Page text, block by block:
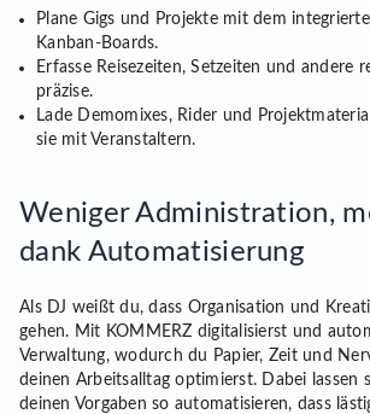
Plane Gigs und Projekte mit dem
Kanban-Boards.
Erfasse Reisezeiten, Setzeiten und andere
präzise.
Lade Demomixes, Rider und
sie mit Veranstaltern.
Weniger Administration,
dank Automatisierung
Als DJ weißt du, dass Organisation und
gehen. Mit KOMMERZ digitalisierst und
Verwaltung, wodurch du Papier, Zeit und
deinen Arbeitsalltag optimierst. Dabei lassen
deinen Vorgaben so automatisieren, dass